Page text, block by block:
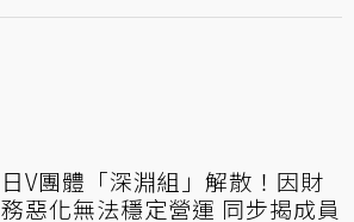
日V團體「深淵組」解散！因財
務惡化無法穩定營運 同步揭成員